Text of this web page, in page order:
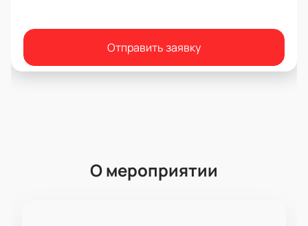
Отправить заявку
О мероприятии